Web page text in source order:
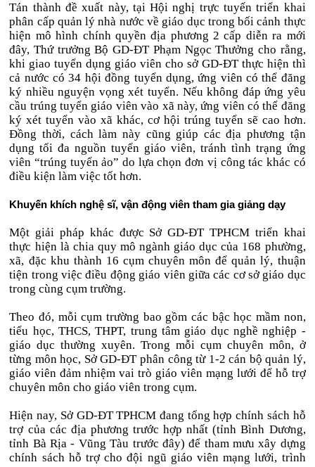
Tán thành đề xuất này, tại Hội nghị trực tuyến triển khai
phân cấp quản lý nhà nước về giáo dục trong bối cảnh thực
hiện mô hình chính quyền địa phương 2 cấp diễn ra mới
đây, Thứ trưởng Bộ GD-ĐT Phạm Ngọc Thưởng cho rằng,
khi giao tuyển dụng giáo viên cho sở GD-ĐT thực hiện thì
cả nước có 34 hội đồng tuyển dụng, ứng viên có thể đăng
ký nhiều nguyện vọng xét tuyển. Nếu không đáp ứng yêu
cầu trúng tuyển giáo viên vào xã này, ứng viên có thể đăng
ký xét tuyển vào xã khác, cơ hội trúng tuyển sẽ cao hơn.
Đồng thời, cách làm này cũng giúp các địa phương tận
dụng tối đa nguồn tuyển giáo viên, tránh tình trạng ứng
viên “trúng tuyển ảo” do lựa chọn đơn vị công tác khác có
điều kiện làm việc tốt hơn.
Khuyến khích nghệ sĩ, vận động viên tham gia giảng dạy
Một giải pháp khác được Sở GD-ĐT TPHCM triển khai
thực hiện là chia quy mô ngành giáo dục của 168 phường,
xã, đặc khu thành 16 cụm chuyên môn để quản lý, thuận
tiện trong việc điều động giáo viên giữa các cơ sở giáo dục
trong cùng cụm trường.
Theo đó, mỗi cụm trường bao gồm các bậc học mầm non,
tiểu học, THCS, THPT, trung tâm giáo dục nghề nghiệp -
giáo dục thường xuyên. Trong mỗi cụm chuyên môn, ở
từng môn học, Sở GD-ĐT phân công từ 1-2 cán bộ quản lý,
giáo viên đảm nhiệm vai trò giáo viên mạng lưới để hỗ trợ
chuyên môn cho giáo viên trong cụm.
Hiện nay, Sở GD-ĐT TPHCM đang tổng hợp chính sách hỗ
trợ của các địa phương trước hợp nhất (tỉnh Bình Dương,
tỉnh Bà Rịa - Vũng Tàu trước đây) để tham mưu xây dựng
chính sách hỗ trợ cho đội ngũ giáo viên mạng lưới, trình